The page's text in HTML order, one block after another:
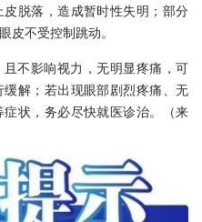
脱落，造成暂时性失明；部分
皮不受控制跳动。
不影响视力，无明显疼痛，可
解；若出现眼部剧烈疼痛、无
状，务必尽快就医诊治。（来